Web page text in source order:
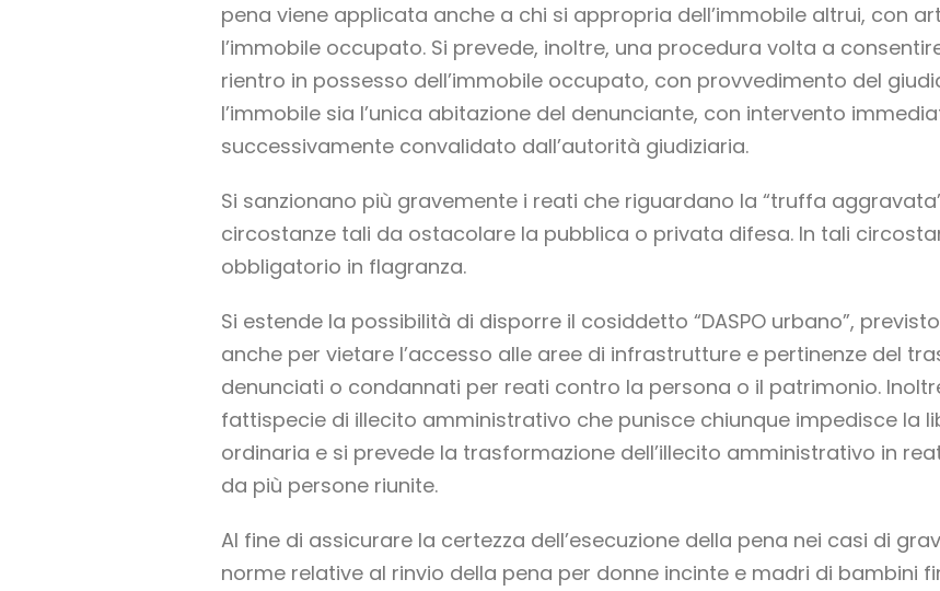
pena viene applicata anche a chi si appropria dell’immobile altrui, con
l’immobile occupato. Si prevede, inoltre, una procedura volta a
rientro in possesso dell’immobile occupato, con provvedimento del
l’immobile sia l’unica abitazione del denunciante, con intervento
successivamente convalidato dall’autorità giudiziaria.
Si sanzionano più gravemente i reati che riguardano la “truffa
circostanze tali da ostacolare la pubblica o privata difesa. In tali
obbligatorio in flagranza.
Si estende la possibilità di disporre il cosiddetto “DASPO urbano”,
anche per vietare l’accesso alle aree di infrastrutture e pertinenze del
denunciati o condannati per reati contro la persona o il patrimonio.
fattispecie di illecito amministrativo che punisce chiunque impedisce la
ordinaria e si prevede la trasformazione dell’illecito amministrativo in
da più persone riunite.
Al fine di assicurare la certezza dell’esecuzione della pena nei casi di
norme relative al rinvio della pena per donne incinte e madri di bambini